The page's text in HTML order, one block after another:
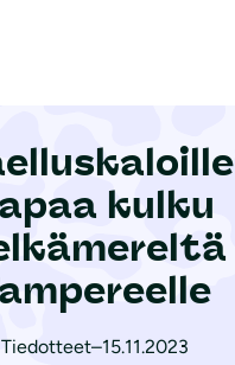
kulku
Tiedotteet–15.11.2023